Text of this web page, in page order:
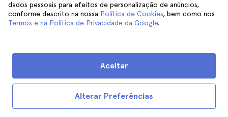
partir daí, caminhar cerca de15 minutospara
leste ao longo da Rua Lipowa.
Para lá chegar de autocarro, terá de se dirigir
estação ferroviária de Kraków Zabłocie.
dados pessoais para efeitos de personalização de anúncios,
conforme descrito na nossa Política de Cookies, bem como nos
Termos e na Política de Privacidade da Google.
Alterar Preferências
Aceitar